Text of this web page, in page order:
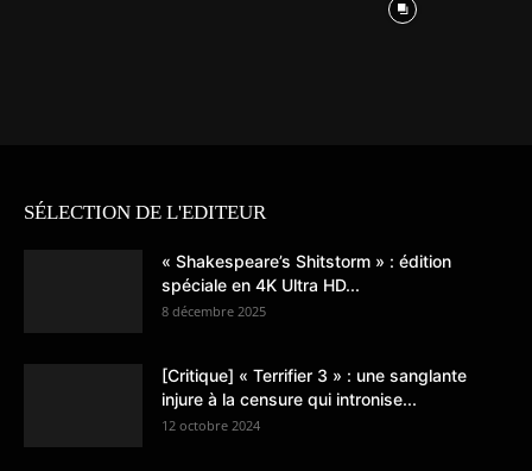
SÉLECTION DE L'EDITEUR
« Shakespeare’s Shitstorm » : édition
spéciale en 4K Ultra HD...
8 décembre 2025
[Critique] « Terrifier 3 » : une sanglante
injure à la censure qui intronise...
12 octobre 2024